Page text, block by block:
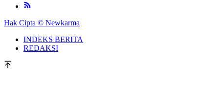
Hak Cipta © Newkarma
INDEKS BERITA
REDAKSI